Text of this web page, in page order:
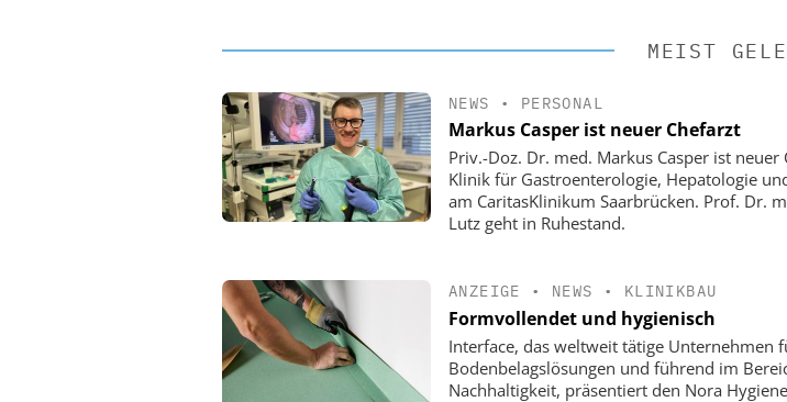
MEIST
NEWS • PERSONAL
Markus Casper ist neuer Chefarzt
Priv.-Doz. Dr. med. Markus Casper ist neuer
Klinik für Gastroenterologie, Hepatologie
am CaritasKlinikum Saarbrücken. Prof. Dr.
Lutz geht in Ruhestand.
ANZEIGE • NEWS • KLINIKBAU
Formvollendet und hygienisch
Interface, das weltweit tätige Unternehmen
Bodenbelagslösungen und führend im
Nachhaltigkeit, präsentiert den Nora